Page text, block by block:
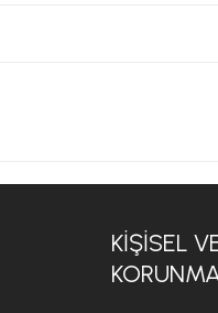
KIŞISEL